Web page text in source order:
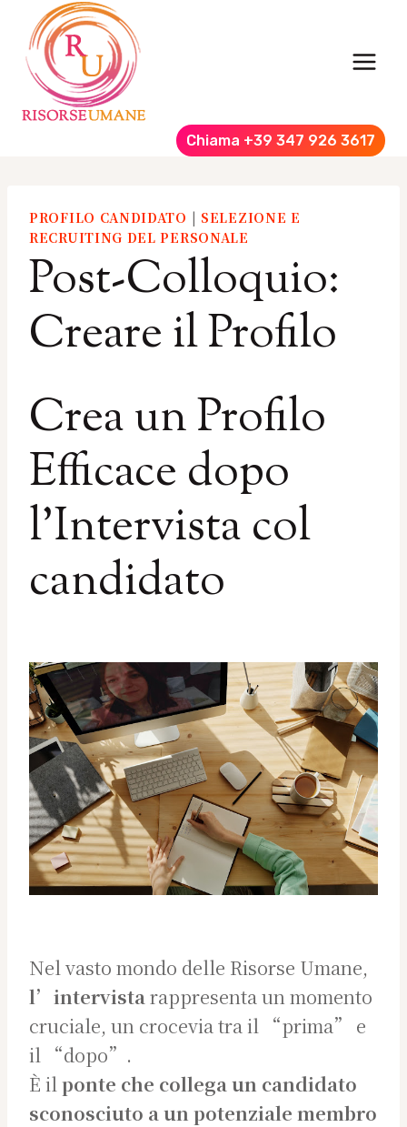
Salta
contenuto
Chiama +39 347 926 3617
PROFILO CANDIDATO | SELEZIONE E
RECRUITING DEL PERSONALE
Post-Colloquio:
Creare il Profilo
Crea un Profilo
Efficace dopo
l’Intervista col
candidato
Nel vasto mondo delle Risorse Umane,
l’intervistarappresenta un momento
cruciale, un crocevia tra il “prima” e
il “dopo”.
È ilponte che collega un candidato
sconosciuto a un potenziale membro